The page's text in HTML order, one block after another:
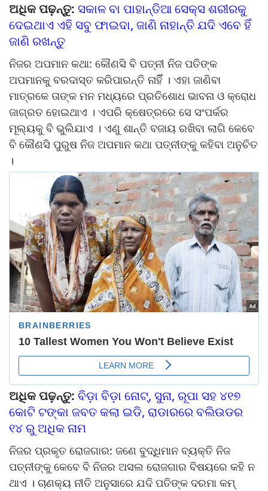
ଅଧିକ ପଢ଼ନ୍ତୁ: ସକାଳ ବା ପାହାନ୍ତିଆ ସେକ୍ସ ଶରୀରକୁ
ଦେଇଥାଏ ଏହି ସବୁ ଫାଇଦା, ଜାଣି ନାହାନ୍ତି ଯଦି ଏବେ ହିଁ
ଜାଣି ରଖନ୍ତୁ
ନିଜର ଅପମାନ କଥା: କୌଣସି ବି ପତ୍ନୀ ନିଜ ପତିଙ୍କ
ଅପମାନକୁ ବରଦାସ୍ତ କରିପାରନ୍ତି ନାହିିଁ । ଏହା ଜାଣିବା
ମାତ୍ରକେ ତାଙ୍କ ମନ ମଧ୍ୟରେ ପ୍ରତିଶୋଧ ଭାବନା ଓ କ୍ରୋଧ
ଜାଗ୍ରତ ହୋଇଥାଏ । ଏପରି କ୍ଷେତ୍ରରେ ସେ ସଂପର୍କର
ମୂଲ୍ୟକୁ ବି ଭୁଲିଯାଏ । ଏଣୁ ଶାନ୍ତି ବଜାୟ ରଖିବା ଲାଗି କେବେ
ବି କୌଣସି ପୁରୁଷ ନିଜ ଅପମାନ କଥା ପତ୍ନୀଙ୍କୁ କହିବା ଅନୁଚିତ
।
ଅଧିକ ପଢ଼ନ୍ତୁ: ବିଡ଼ା ବିଡ଼ା ନୋଟ୍, ସୁନା, ରୂପା ସହ ୪୧୭
କୋଟି ଟଙ୍କା ଜବତ କଲା ଇଡି, ରାଡାରରେ ବଲିଉଡର
୧୪ ରୁ ଅଧିକ ନାମ
ନିଜର ପ୍ରକୃତ ରୋଜଗାର: ଜଣେ ବୁଦ୍ଧିମାନ ବ୍ୟକ୍ତି ନିଜ
ପତ୍ନୀଙ୍କୁ କେବେ ବି ନିଜର ଅସଲ ରୋଜଗାର ବିଷୟରେ କହି ନ
ଥାଏ । ଚାଣକ୍ୟ ନୀତି ଅନୁସାରେ ଯଦି ପତିଙ୍କ ଦରମା କମ୍